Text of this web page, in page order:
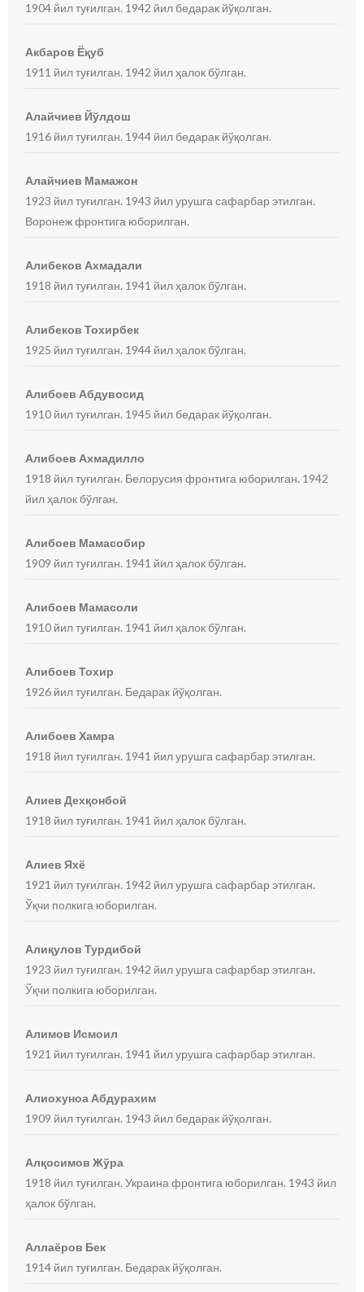
1904 йил туғилган. 1942 йил бедарак йўқолган.
Акбаров Ёқуб
1911 йил туғилган. 1942 йил ҳалок бўлган.
Алайчиев Йўлдош
1916 йил туғилган. 1944 йил бедарак йўқолган.
Алайчиев Мамажон
1923 йил туғилган. 1943 йил урушга сафарбар этилган.
Воронеж фронтига юборилган.
Алибеков Ахмадали
1918 йил туғилган. 1941 йил ҳалок бўлган.
Алибеков Тохирбек
1925 йил туғилган. 1944 йил ҳалок бўлган.
Алибоев Абдувосид
1910 йил туғилган. 1945 йил бедарак йўқолган.
Алибоев Ахмадилло
1918 йил туғилган. Белорусия фронтига юборилган. 1942
йил ҳалок бўлган.
Алибоев Мамасобир
1909 йил туғилган. 1941 йил ҳалок бўлган.
Алибоев Мамасоли
1910 йил туғилган. 1941 йил ҳалок бўлган.
Алибоев Тохир
1926 йил туғилган. Бедарак йўқолган.
Алибоев Хамра
1918 йил туғилган. 1941 йил урушга сафарбар этилган.
Алиев Дехқонбой
1918 йил туғилган. 1941 йил ҳалок бўлган.
Алиев Яхё
1921 йил туғилган. 1942 йил урушга сафарбар этилган.
Ўқчи полкига юборилган.
Алиқулов Турдибой
1923 йил туғилган. 1942 йил урушга сафарбар этилган.
Ўқчи полкига юборилган.
Алимов Исмоил
1921 йил туғилган. 1941 йил урушга сафарбар этилган.
Алиохуноа Абдурахим
1909 йил туғилган. 1943 йил бедарак йўқолган.
Алқосимов Жўра
1918 йил туғилган. Украина фронтига юборилган. 1943 йил
ҳалок бўлган.
Аллаёров Бек
1914 йил туғилган. Бедарак йўқолган.